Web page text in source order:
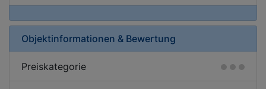
Objektinformationen & Bewertung
Preiskategorie